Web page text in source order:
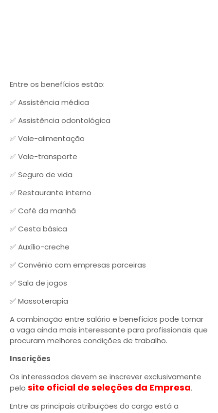
Entre os benefícios estão:
✅ Assistência médica
✅ Assistência odontológica
✅ Vale-alimentação
✅ Vale-transporte
✅ Seguro de vida
✅ Restaurante interno
✅ Café da manhã
✅ Cesta básica
✅ Auxílio-creche
✅ Convênio com empresas parceiras
✅ Sala de jogos
✅ Massoterapia
A combinação entre salário e benefícios pode tornar
a vaga ainda mais interessante para profissionais que
procuram melhores condições de trabalho.
Inscrições
Os interessados devem se inscrever exclusivamente
pelo site oficial de seleções da Empresa.
Entre as principais atribuições do cargo está a